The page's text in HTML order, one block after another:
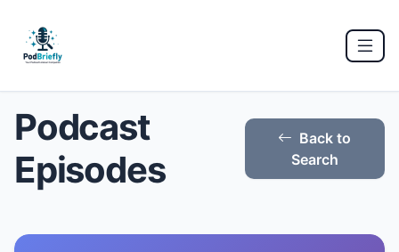
Podcast
Episodes
Back to
Search